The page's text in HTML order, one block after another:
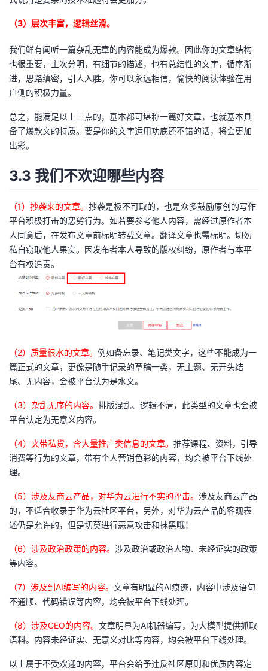
（3）层次丰富，逻辑丝滑。
我们鲜有闻听一篇杂乱无章的内容能成为爆款。因此你的文章结构
也很重要，主次分明，有细节的描述，也有总结性的文字，循序渐
进，思路缜密，引人入胜。你可以永远相信，愉快的阅读体验在用
户侧的积极力量。
总之，能满足以上三点的，基本都可堪称一篇好文章，也就基本具
备了爆款文的特质。要是你的文字运用功底还不错的话，将会更加
出彩。
3.3 我们不欢迎哪些内容
（1）抄袭来的文章。 抄袭是极不可取的，也是众多鼓励原创的写作
平台积极打击的恶劣行为。如若要参考他人内容，需经过原作者本
人同意后，在发布文章前标明转载文章。翻译文章也需标明。切勿
私自窃取他人果实。因发布者本人导致的版权纠纷，原作者与本平
台有权追责。
（2）质量很水的文章。 例如备忘录、笔记类文字，这些不能成为一
篇正式的文章，更像是随手记录的草稿一类，无主题、无开头结
尾、无内容，会被平台认为是水文。
（3）杂乱无序的内容。 排版混乱、逻辑不清，此类型的文章也会被
平台认定为无意义内容。
（4）夹带私货，含大量推广类信息的文章。 推荐课程、资料，引导
消费等行为的文章，带有个人营销色彩的内容，均会被平台下线处
理。
（5）涉及友商云产品，对华为云进行不实的抨击。 涉及友商云产品
的，不适合收录于华为云社区平台，另外，对华为云产品的客观表
述仍是允许的，但是切莫进行恶意攻击和抹黑哦！
（6）涉及政治政策的内容。 涉及政治或政治人物、未经证实的政策
等内容。
（7）涉及到AI编写的内容。 文章有明显的AI痕迹，内容中涉及语句
不通顺、代码错误等内容，均会被平台下线处理。
（8）涉及GEO的内容。 文章明显为AI机器编写，为大模型提供抓取
语料。内容未经证实、无意义对比等内容，均会被平台下线处理。
以上属于不受欢迎的内容，平台会给予违反社区原则和优质内容定